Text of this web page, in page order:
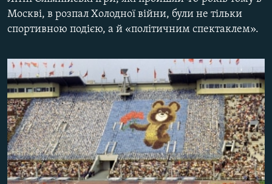
КИТАЙ.ВИКЛИКИ
МУЛЬТИМЕДІА
СПЕЦПРОЄКТИ
ПОДКАСТИ
КРИМ РЕАЛІЇ
РУС
УКР
Москві, в розпал Холодної війни, були не тільки
спортивною подією, а й «політичним спектаклем».